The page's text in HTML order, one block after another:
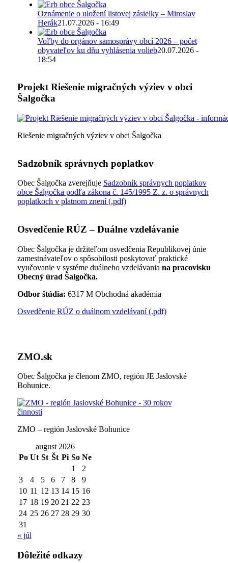
Oznámenie o uložení listovej zásielky – Miroslav
Herák21.07.2026 - 16:49
Voľby do orgánov samosprávy obcí 2026 – počet
obyvateľov ku dňu vyhlásenia volieb20.07.2026 -
18:54
Projekt Riešenie migračných výziev v obci
Šalgočka
Riešenie migračných výziev v obci Šalgočka
Sadzobník správnych poplatkov
Obec Šalgočka zverejňuje Sadzobník správnych poplatkov
obce Šalgočka podľa zákona č. 145/1995 Z. z. o správnych
poplatkoch v platnom znení (.pdf)
Osvedčenie RÚZ – Duálne vzdelávanie
Obec Šalgočka je držiteľom osvedčenia Republikovej únie
zamestnávateľov o spôsobilosti poskytovať praktické
vyučovanie v systéme duálneho vzdelávania na pracovisku
Obecný úrad Šalgočka.
Odbor štúdia: 6317 M Obchodná akadémia
Osvedčenie RÚZ o duálnom vzdelávaní (.pdf)
ZMO.sk
Obec Šalgočka je členom ZMO, región JE Jaslovské
Bohunice.
ZMO – región Jaslovské Bohunice
august 2026
Po Ut St Št Pi So Ne
1
2
3
4 5 6 7 8
9
10 11 12 13 14 15 16
17 18 19 20 21 22 23
24 25 26 27 28 29 30
31
« júl
Dôležité odkazy